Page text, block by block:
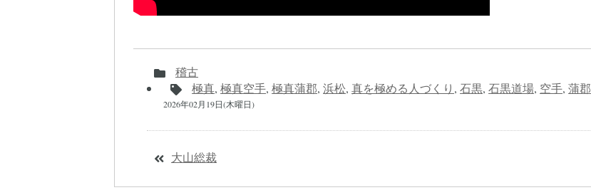
稽古
極真,極真空手,極真蒲郡,浜松,真を極める人づくり ,石黒,石黒道場, 空手,蒲郡
2026年02月19日(木曜日)
大山総裁